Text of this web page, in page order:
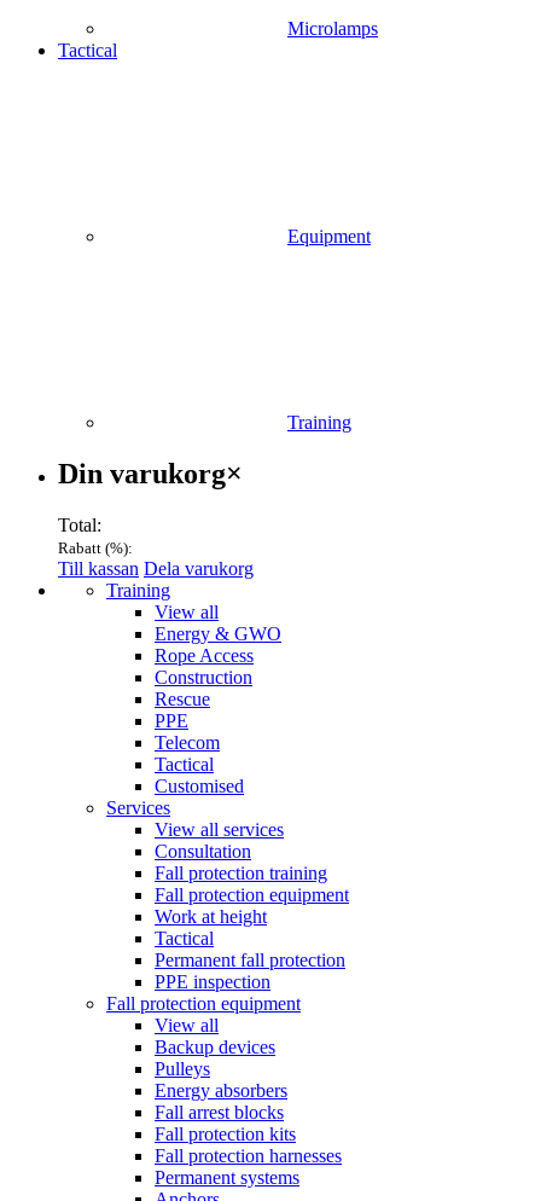
Microlamps
Tactical
Equipment
Training
Varukorg
Din varukorg×
Total:
Rabatt (%):
Till kassan Dela varukorg
Menu Training
View all
Energy & GWO
Rope Access
Construction
Rescue
PPE
Telecom
Tactical
Customised
Services
View all services
Consultation
Fall protection training
Fall protection equipment
Work at height
Tactical
Permanent fall protection
PPE inspection
Fall protection equipment
View all
Backup devices
Pulleys
Energy absorbers
Fall arrest blocks
Fall protection kits
Fall protection harnesses
Permanent systems